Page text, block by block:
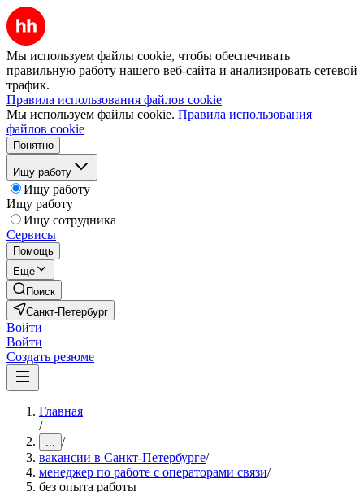
Мы используем файлы cookie, чтобы обеспечивать
правильную работу нашего веб-сайта и анализировать сетевой
трафик.
Правила использования файлов cookie
Мы используем файлы cookie. Правила использования
файлов cookie
Понятно
Ищу работу
Ищу работу
Ищу работу
Ищу сотрудника
Сервисы
Помощь
Ещё
Поиск
Санкт-Петербург
Войти
Войти
Создать резюме
Главная
/
... /
вакансии в Санкт-Петербурге/
менеджер по работе с операторами связи/
без опыта работы